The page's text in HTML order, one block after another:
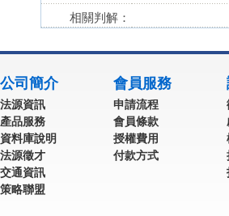
相關判解：
公司簡介
法源資訊
產品服務
資料庫說明
法源徵才
交通資訊
策略聯盟
會員服務
申請流程
會員條款
授權費用
付款方式